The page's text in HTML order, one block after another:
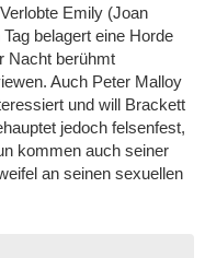
Emily (Joan
belagert eine Horde
Nacht berühmt
Auch Peter Malloy
und will Brackett
jedoch felsenfest,
kommen auch seiner
an seinen sexuellen